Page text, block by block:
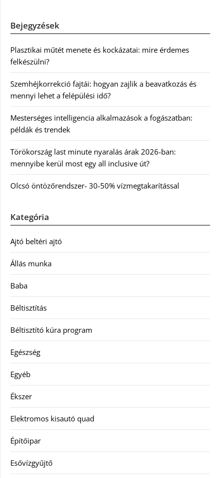
Bejegyzések
Plasztikai műtét menete és kockázatai: mire érdemes
felkészülni?
Szemhéjkorrekció fajtái: hogyan zajlik a beavatkozás és
mennyi lehet a felépülési idő?
Mesterséges intelligencia alkalmazások a fogászatban:
példák és trendek
Törökország last minute nyaralás árak 2026-ban:
mennyibe kerül most egy all inclusive út?
Olcsó öntözőrendszer- 30-50% vízmegtakarítással
Kategória
Ajtó beltéri ajtó
Állás munka
Baba
Béltisztítás
Béltisztító kúra program
Egészség
Egyéb
Ékszer
Elektromos kisautó quad
Építőipar
Esővízgyűjtő